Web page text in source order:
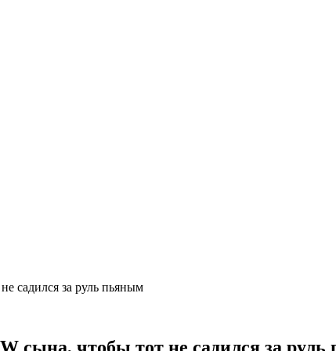
садился за руль пьяным